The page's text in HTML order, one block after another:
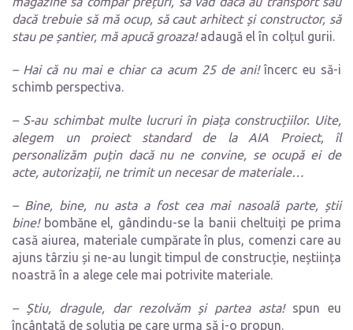
dacă trebuie să mă ocup, să caut arhitect și constructor, să
stau pe șantier, mă apucă groaza!adaugă el în colțul gurii.
– Hai că nu mai e chiar ca acum 25 de ani!încerc eu să-i
schimb perspectiva.
– S-au schimbat multe lucruri în piața construcțiilor. Uite,
alegem un proiect standard de la AIA Proiect, îl
personalizăm puțin dacă nu ne convine, se ocupă ei de
acte, autorizații, ne trimit un necesar de materiale…
– Bine, bine, nu asta a fost cea mai nasoală parte, știi
bine!bombăne el, gândindu-se la banii cheltuiți pe prima
casă aiurea, materiale cumpărate în plus, comenzi care au
ajuns târziu și ne-au lungit timpul de construcție, neștiința
noastră în a alege cele mai potrivite materiale.
– Știu, dragule, dar rezolvăm și partea asta!spun eu
încântată de soluția pe care urma să i-o propun.